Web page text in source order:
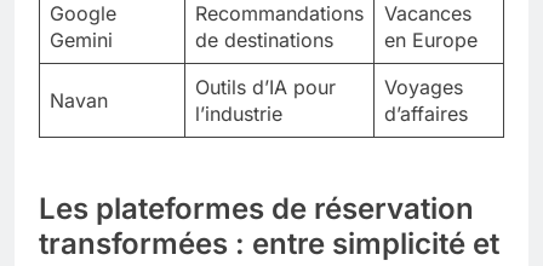
Google
Gemini
Recommandations
de destinations
Vacances
en Europe
Navan
Outils d’IA pour
l’industrie
Voyages
d’affaires
Les plateformes de réservation
transformées : entre simplicité et